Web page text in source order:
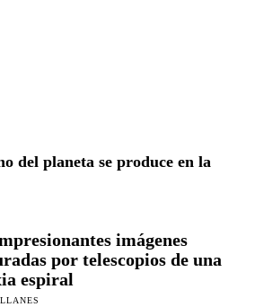
del planeta se produce en la
imágenes
por telescopios de una
espiral